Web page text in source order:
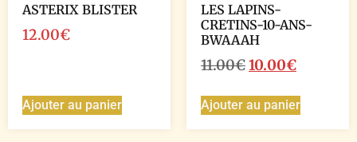
ASTERIX BLISTER
12.00€
Ajouter au panier
LES LAPINS-
CRETINS-10-ANS-
BWAAAH
11.00€10.00€
Ajouter au panier